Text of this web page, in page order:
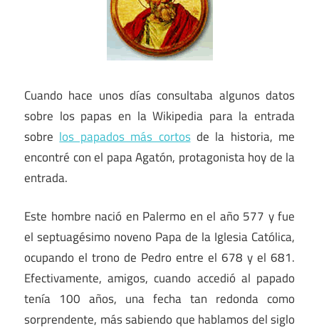
Cuando hace unos días consultaba algunos datos
sobre los papas en la Wikipedia para la entrada
sobre los papados más cortosde la historia, me
encontré con el papa Agatón, protagonista hoy de la
entrada.
Este hombre nació en Palermo en el año 577 y fue
el septuagésimo noveno Papa de la Iglesia Católica,
ocupando el trono de Pedro entre el 678 y el 681.
Efectivamente, amigos, cuando accedió al papado
tenía 100 años, una fecha tan redonda como
sorprendente, más sabiendo que hablamos del siglo